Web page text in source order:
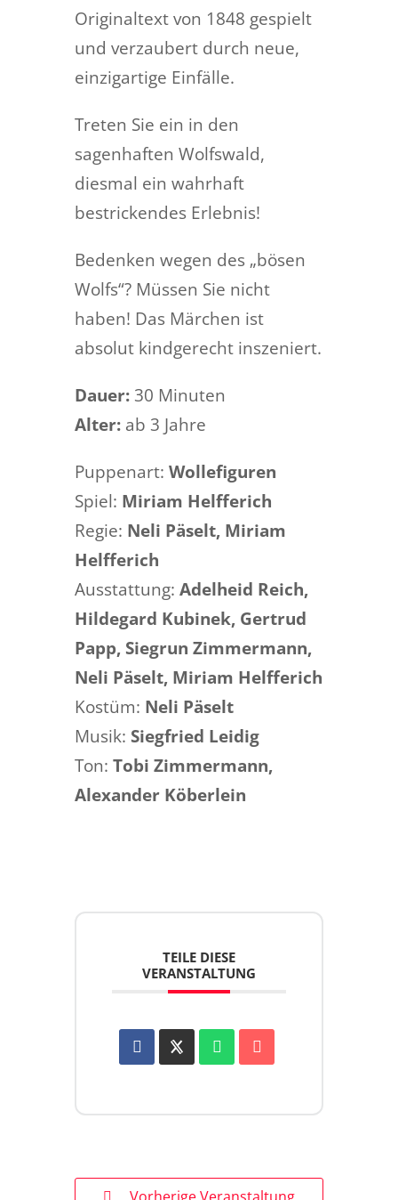
Originaltext von 1848 gespielt
und verzaubert durch neue,
einzigartige Einfälle.
Treten Sie ein in den
sagenhaften Wolfswald,
diesmal ein wahrhaft
bestrickendes Erlebnis!
Bedenken wegen des „bösen
Wolfs“? Müssen Sie nicht
haben! Das Märchen ist
absolut kindgerecht inszeniert.
Dauer: 30 Minuten
Alter: ab 3 Jahre
Puppenart: Wollefiguren
Spiel: Miriam Helfferich
Regie: Neli Päselt, Miriam
Helfferich
Ausstattung: Adelheid Reich,
Hildegard Kubinek, Gertrud
Papp, Siegrun Zimmermann,
Neli Päselt, Miriam Helfferich
Kostüm: Neli Päselt
Musik: Siegfried Leidig
Ton: Tobi Zimmermann,
Alexander Köberlein
TEILE DIESE
VERANSTALTUNG